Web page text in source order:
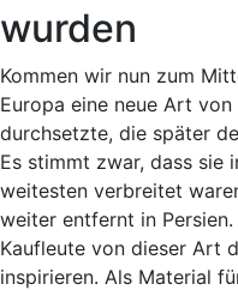
wurden
Kommen wir nun zum
Europa eine neue Art
durchsetzte, die später
Es stimmt zwar, dass sie
weitesten verbreitet
weiter entfernt in
Kaufleute von dieser Art
inspirieren. Als Material